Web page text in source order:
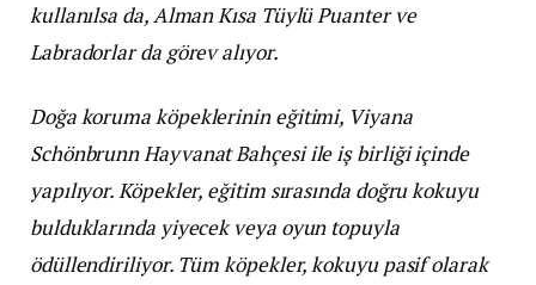
kullanılsa da, Alman Kısa Tüylü Puanter ve
Labradorlar da görev alıyor.
Doğa koruma köpeklerinin eğitimi, Viyana
Schönbrunn Hayvanat Bahçesi ile iş birliği içinde
yapılıyor. Köpekler, eğitim sırasında doğru kokuyu
bulduklarında yiyecek veya oyun topuyla
ödüllendiriliyor. Tüm köpekler, kokuyu pasif olarak